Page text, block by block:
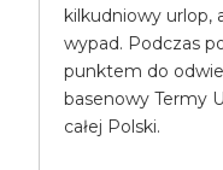
kilkudniowy urlop,
wypad. Podczas
punktem do
basenowy Termy
całej Polski.